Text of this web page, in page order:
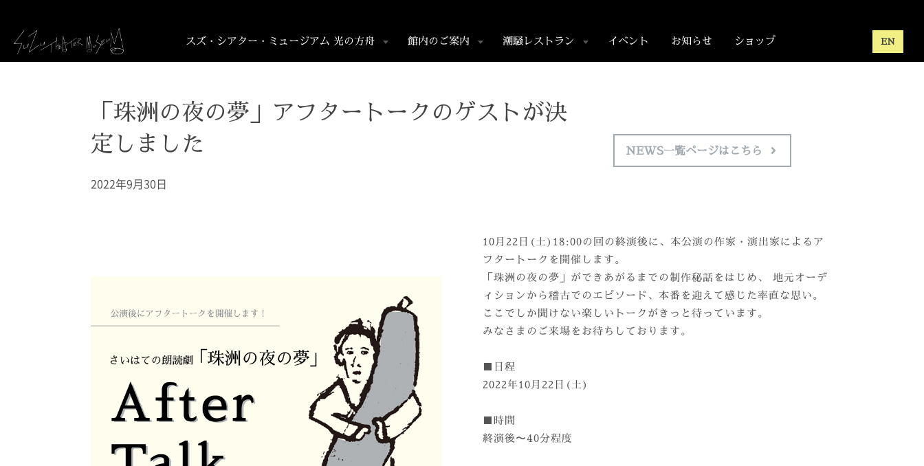
スズ・シアター・ミュージアム 光の方舟 館内のご案内 潮騒レストラン イベント お知らせ ショップ EN
「珠洲の夜の夢」アフタートークのゲストが決
定しました
2022年9月30日
NEWS一覧ページはこちら
10月22日(土)18:00の回の終演後に、本公演の作家・演出家によるア
フタートークを開催します。
「珠洲の夜の夢」ができあがるまでの制作秘話をはじめ、 地元オーデ
ィションから稽古でのエピソード、本番を迎えて感じた率直な思い。
ここでしか聞けない楽しいトークがきっと待っています。
みなさまのご来場をお待ちしております。
■日程
2022年10月22日(土)
■時間
終演後〜40分程度